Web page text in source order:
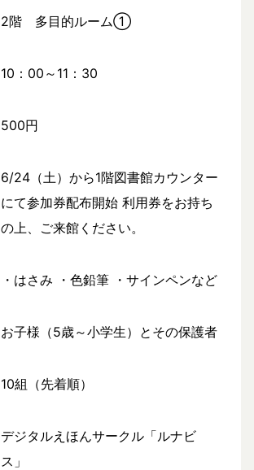
2階 多目的ルーム①
10：00～11：30
500円
6/24（土）から1階図書館カウンター
にて参加券配布開始 利用券をお持ち
の上、ご来館ください。
・はさみ ・色鉛筆 ・サインペンなど
お子様（5歳～小学生）とその保護者
10組（先着順）
デジタルえほんサークル「ルナビ
ス」